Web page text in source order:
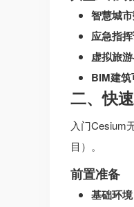
智慧城
应急指
虚拟旅
BIM建
二、快
入门Cesium
目）。
前置准备
基础环境